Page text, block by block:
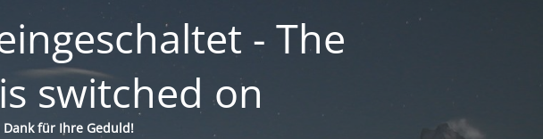
- The
switched on
für Ihre Geduld!